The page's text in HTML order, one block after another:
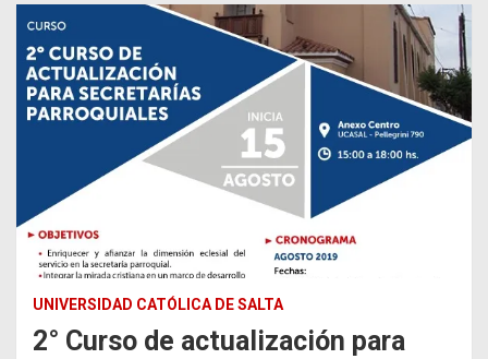
UNIVERSIDAD CATÓLICA DE SALTA
2° Curso de actualización para